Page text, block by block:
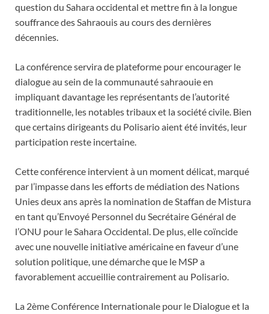
question du Sahara occidental et mettre fin à la longue
souffrance des Sahraouis au cours des dernières
décennies.
La conférence servira de plateforme pour encourager le
dialogue au sein de la communauté sahraouie en
impliquant davantage les représentants de l’autorité
traditionnelle, les notables tribaux et la société civile. Bien
que certains dirigeants du Polisario aient été invités, leur
participation reste incertaine.
Cette conférence intervient à un moment délicat, marqué
par l’impasse dans les efforts de médiation des Nations
Unies deux ans après la nomination de Staffan de Mistura
en tant qu’Envoyé Personnel du Secrétaire Général de
l’ONU pour le Sahara Occidental. De plus, elle coïncide
avec une nouvelle initiative américaine en faveur d’une
solution politique, une démarche que le MSP a
favorablement accueillie contrairement au Polisario.
La 2ème Conférence Internationale pour le Dialogue et la